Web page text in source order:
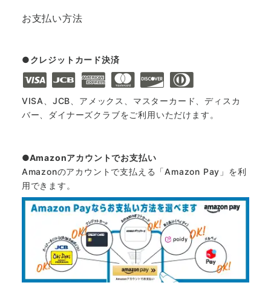
お支払い方法
クレジットカード決済
VISA、JCB、アメックス、マスターカード、ディスカ
バー、ダイナーズクラブをご利用いただけます。
Amazonアカウントでお支払い
Amazonのアカウントで支払える「Amazon Pay」を利
用できます。